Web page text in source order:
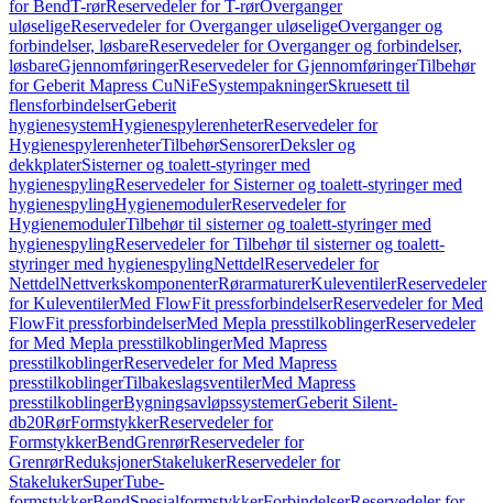
for BendT-rørReservedeler for T-rørOverganger
uløseligeReservedeler for Overganger uløseligeOverganger og
forbindelser, løsbareReservedeler for Overganger og forbindelser,
løsbareGjennomføringerReservedeler for GjennomføringerTilbehør
for Geberit Mapress CuNiFeSystempakningerSkruesett til
flensforbindelserGeberit
hygienesystemHygienespylerenheterReservedeler for
HygienespylerenheterTilbehørSensorerDeksler og
dekkplaterSisterner og toalett-styringer med
hygienespylingReservedeler for Sisterner og toalett-styringer med
hygienespylingHygienemodulerReservedeler for
HygienemodulerTilbehør til sisterner og toalett-styringer med
hygienespylingReservedeler for Tilbehør til sisterner og toalett-
styringer med hygienespylingNettdelReservedeler for
NettdelNettverkskomponenterRørarmaturerKuleventilerReservedeler
for KuleventilerMed FlowFit pressforbindelserReservedeler for Med
FlowFit pressforbindelserMed Mepla presstilkoblingerReservedeler
for Med Mepla presstilkoblingerMed Mapress
presstilkoblingerReservedeler for Med Mapress
presstilkoblingerTilbakeslagsventilerMed Mapress
presstilkoblingerBygningsavløpssystemerGeberit Silent-
db20RørFormstykkerReservedeler for
FormstykkerBendGrenrørReservedeler for
GrenrørReduksjonerStakelukerReservedeler for
StakelukerSuperTube-